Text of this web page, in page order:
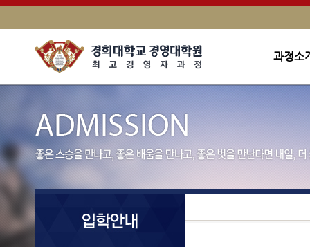
과정소
찾아오시는길